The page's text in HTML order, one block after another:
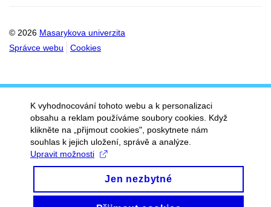
© 2026 Masarykova univerzita
Správce webu
Cookies
K vyhodnocování tohoto webu a k personalizaci
obsahu a reklam používáme soubory cookies. Když
klikněte na „přijmout cookies", poskytnete nám
souhlas k jejich uložení, správě a analýze.
Upravit možnosti
Jen nezbytné